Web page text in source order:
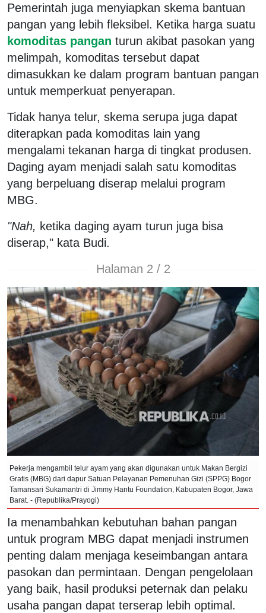
Pemerintah juga menyiapkan skema bantuan
pangan yang lebih fleksibel. Ketika harga suatu
komoditas pangan turun akibat pasokan yang
melimpah, komoditas tersebut dapat
dimasukkan ke dalam program bantuan pangan
untuk memperkuat penyerapan.
Tidak hanya telur, skema serupa juga dapat
diterapkan pada komoditas lain yang
mengalami tekanan harga di tingkat produsen.
Daging ayam menjadi salah satu komoditas
yang berpeluang diserap melalui program
MBG.
"Nah, ketika daging ayam turun juga bisa
diserap," kata Budi.
Halaman 2 / 2
Pekerja mengambil telur ayam yang akan digunakan untuk Makan Bergizi
Gratis (MBG) dari dapur Satuan Pelayanan Pemenuhan Gizi (SPPG) Bogor
Tamansari Sukamantri di Jimmy Hantu Foundation, Kabupaten Bogor, Jawa
Barat. - (Republika/Prayogi)
Ia menambahkan kebutuhan bahan pangan
untuk program MBG dapat menjadi instrumen
penting dalam menjaga keseimbangan antara
pasokan dan permintaan. Dengan pengelolaan
yang baik, hasil produksi peternak dan pelaku
usaha pangan dapat terserap lebih optimal.